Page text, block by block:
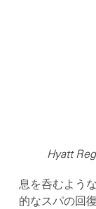
Hyatt
息を呑むよう
的なスパの回